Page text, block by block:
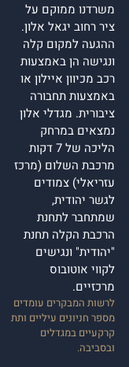
משרדנו ממוקם על
ציר רחוב יגאל אלון.
ההגעה למקום קלה
ונגישה הן באמצעות
רכב מכיוון איילון או
באמצעות תחבורה
ציבורית. מגדלי אלון
נמצאים במרחק
הליכה של 7 דקות
מרכבת השלום (מרכז
עזריאלי) צמודים
לגשר יהודית,
שמתחבר לתחנת
הרכבת הקלה תחנת
"יהודית" ונגישים
לקווי אוטובוס
מרכזיים.
לרשות המבקרים עומדים
מספר חניונים עיליים ותת
קרקעיים במגדלים
ובסביבה.